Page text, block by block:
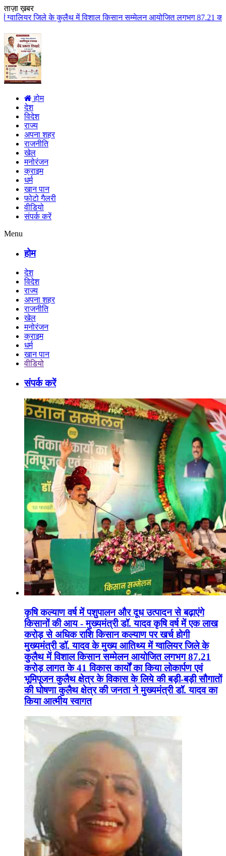
ताज़ा ख़बर
किसान सम्मेलन आयोजित लगभग 87.21 करोड़ लागत के 41
होम
देश
विदेश
राज्य
अपना शहर
राजनीति
खेल
मनोरंजन
क्राइम
धर्म
खान पान
फोटो गैलरी
वीडियो
संपर्क करें
Menu
होम
देश
विदेश
राज्य
अपना शहर
राजनीति
खेल
मनोरंजन
क्राइम
धर्म
खान पान
वीडियो
संपर्क करें
कृषि कल्याण वर्ष में पशुपालन और दूध उत्पादन से बढ़ाएंगे
किसानों की आय - मुख्यमंत्री डॉ. यादव कृषि वर्ष में एक लाख
करोड़ से अधिक राशि किसान कल्याण पर खर्च होगी
मुख्यमंत्री डॉ. यादव के मुख्य आतिथ्य में ग्वालियर जिले के
कुलैथ में विशाल किसान सम्मेलन आयोजित लगभग 87.21
करोड़ लागत के 41 विकास कार्यों का किया लोकार्पण एवं
भूमिपूजन कुलैथ क्षेत्र के विकास के लिये की बड़ी-बड़ी सौगातों
की घोषणा कुलैथ क्षेत्र की जनता ने मुख्यमंत्री डॉ. यादव का
किया आत्मीय स्वागत